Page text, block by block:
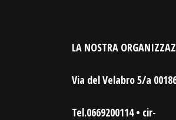
LA NOSTRA
Via del Velabro 5/a
Tel.0669200114 • cir-